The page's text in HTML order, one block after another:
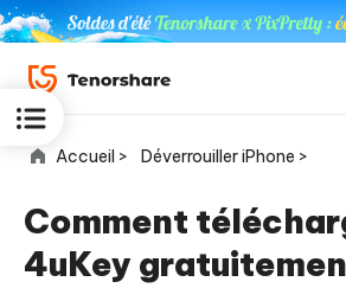
ReiBoot
Accueil > Déverrouiller iPhone >
Comment
4uKey